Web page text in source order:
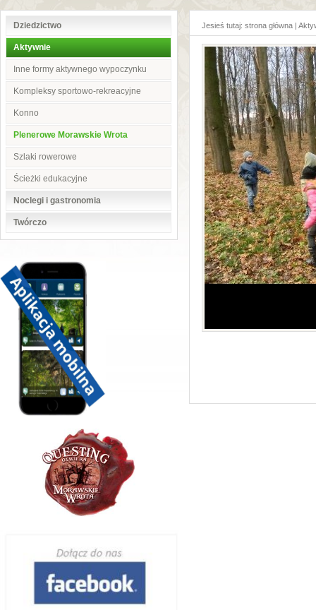
Dziedzictwo
Aktywnie
Inne formy aktywnego wypoczynku
Kompleksy sportowo-rekreacyjne
Konno
Plenerowe Morawskie Wrota
Szlaki rowerowe
Ścieżki edukacyjne
Noclegi i gastronomia
Twórczo
Jesieś tutaj: strona główna |